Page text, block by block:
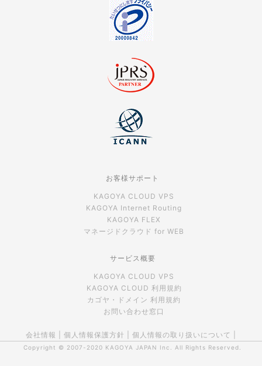
お客様サポート
KAGOYA CLOUD VPS
KAGOYA Internet Routing
KAGOYA FLEX
マネージドクラウド for WEB
サービス概要
KAGOYA CLOUD VPS
KAGOYA CLOUD 利用規約
カゴヤ・ドメイン 利用規約
お問い合わせ窓口
会社情報 個人情報保護方針 個人情報の取り扱いについて
Copyright © 2007-2020 KAGOYA JAPAN Inc. All Rights Reserved.